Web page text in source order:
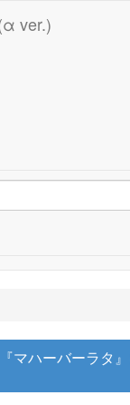
ver.)
『マハーバーラタ